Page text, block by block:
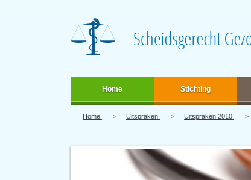
Home Stichting
Home Uitspraken Uitspraken 2010